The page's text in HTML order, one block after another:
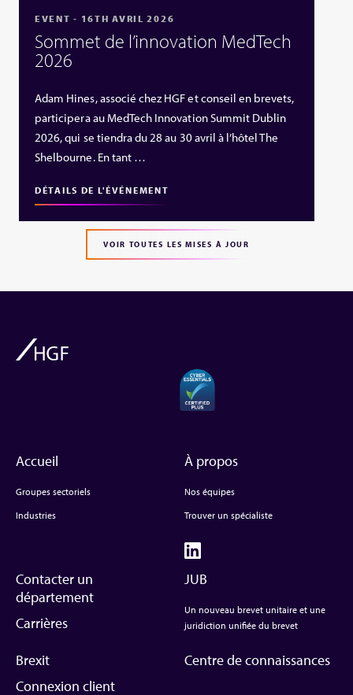
EVENT - 16TH AVRIL 2026
Sommet de l’innovation MedTech
2026
Adam Hines, associé chez HGF et conseil en brevets,
participera au MedTech Innovation Summit Dublin
2026, qui se tiendra du 28 au 30 avril à l’hôtel The
Shelbourne. En tant …
DÉTAILS DE L'ÉVÉNEMENT
VOIR TOUTES LES MISES À JOUR
Accueil
Groupes sectoriels
Industries
À propos
Nos équipes
Trouver un spécialiste
Contacter un
département
Carrières
JUB
Un nouveau brevet unitaire et une
juridiction unifiée du brevet
Brexit
Connexion client
Centre de connaissances